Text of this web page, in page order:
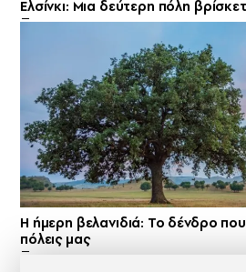
Ελσίνκι: Mια δεύτερη πόλη
Η ήμερη βελανιδιά: Το δένδρο που
πόλεις μας